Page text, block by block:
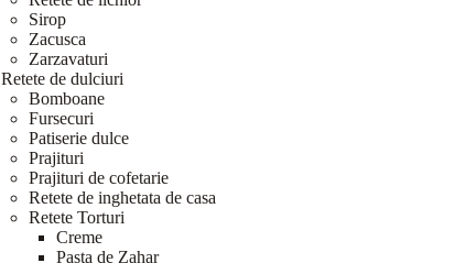
Sirop
Zacusca
Zarzavaturi
Retete de dulciuri
Bomboane
Fursecuri
Patiserie dulce
Prajituri
Prajituri de cofetarie
Retete de inghetata de casa
Retete Torturi
Creme
Pasta de Zahar